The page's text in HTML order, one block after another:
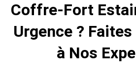
Coffre-Fort
Urgence ?
à Nos